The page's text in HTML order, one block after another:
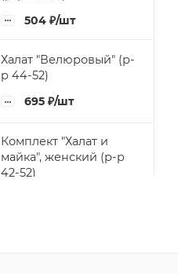
504 ₽/шт
Халат "Велюровый" (р-
р 44-52)
695 ₽/шт
Комплект "Халат и
майка", женский (р-р
42-52)